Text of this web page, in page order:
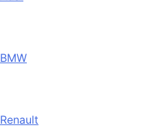
BMW
Renault